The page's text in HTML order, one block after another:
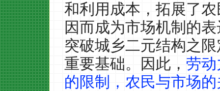
和利用成本，拓展了
因而成为市场机制的
突破城乡二元结构之
重要基础。因此，劳
的限制，农民与市场